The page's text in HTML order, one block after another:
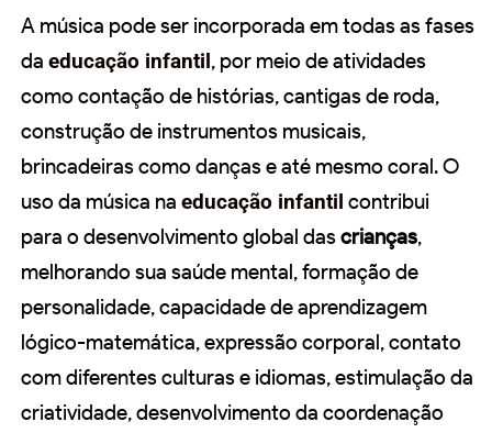
A música pode ser incorporada em todas as fases
da educação infantil, por meio de atividades
como contação de histórias, cantigas de roda,
construção de instrumentos musicais,
brincadeiras como danças e até mesmo coral. O
uso da música na educação infantil contribui
para o desenvolvimento global dascrianças,
melhorando sua saúde mental, formação de
personalidade, capacidade de aprendizagem
lógico-matemática, expressão corporal, contato
com diferentes culturas e idiomas, estimulação da
criatividade, desenvolvimento da coordenação